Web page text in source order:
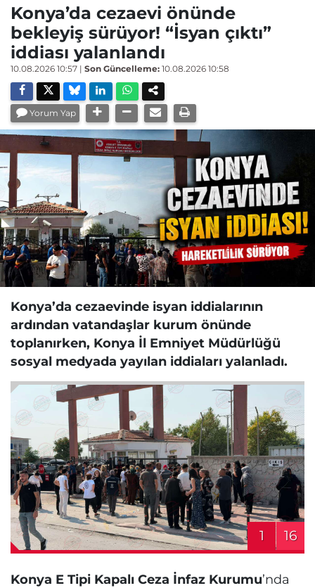
Konya’da cezaevi önünde
bekleyiş sürüyor! “İsyan çıktı”
iddiası yalanlandı
10.08.2026 10:57 | Son Güncelleme: 10.08.2026 10:58
Yorum Yap
Konya’da cezaevinde isyan iddialarının
ardından vatandaşlar kurum önünde
toplanırken, Konya İl Emniyet Müdürlüğü
sosyal medyada yayılan iddiaları yalanladı.
1 16
Konya E Tipi Kapalı Ceza İnfaz Kurumu’nda